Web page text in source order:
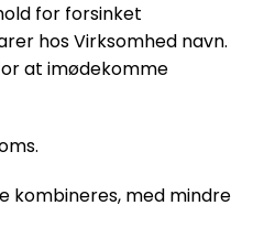
for forsinket
hos Virksomhed navn.
at imødekomme
kombineres, med mindre